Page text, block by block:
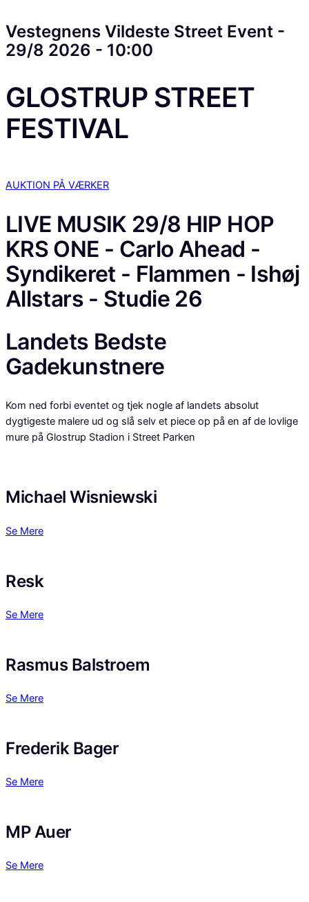
Vestegnens Vildeste Street Event -
29/8 2026 - 10:00
GLOSTRUP STREET
FESTIVAL
AUKTION PÅ VÆRKER
LIVE MUSIK 29/8 HIP HOP
KRS ONE - Carlo Ahead -
Syndikeret - Flammen - Ishøj
Allstars - Studie 26
Landets Bedste
Gadekunstnere
Kom ned forbi eventet og tjek nogle af landets absolut
dygtigeste malere ud og slå selv et piece op på en af de lovlige
mure på Glostrup Stadion i Street Parken
Michael Wisniewski
Se Mere
Resk
Se Mere
Rasmus Balstroem
Se Mere
Frederik Bager
Se Mere
MP Auer
Se Mere